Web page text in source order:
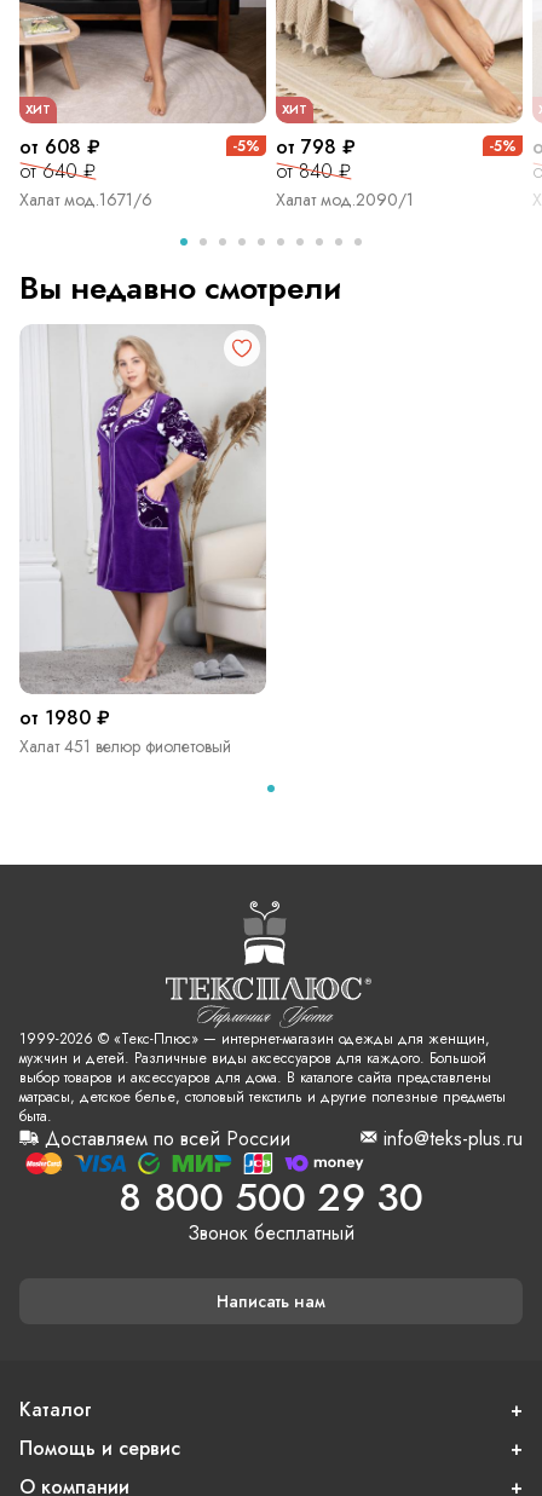
ХИТ
от 608 ₽
от 640 ₽
-5%
Халат мод.1671/6
ХИТ
от 798 ₽
от 840 ₽
-5%
Халат мод.2090/1
Вы недавно смотрели
от 1980 ₽
Халат 451 велюр фиолетовый
1999-2026 © «Текс-Плюс» — интернет-магазин одежды для женщин,
мужчин и детей. Различные виды аксессуаров для каждого. Большой
выбор товаров и аксессуаров для дома. В каталоге сайта представлены
матрасы, детское белье, столовый текстиль и другие полезные предметы
быта.
Доставляем по всей России info@teks-plus.ru
8 800 500 29 30
Звонок бесплатный
Написать нам
Каталог
Помощь и сервис
О компании